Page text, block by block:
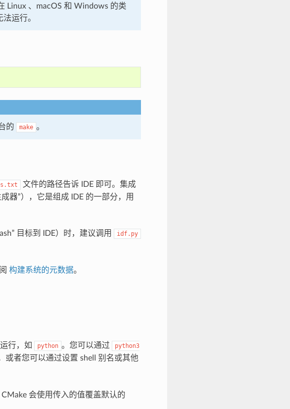
Linux 、macOS 和 Windows 的类
运行。
的 make 。
文件的路径告诉 IDE 即可。集成
器”），它是组成 IDE 的一部分，用
目标到 IDE）时，建议调用 idf.py
构建系统的元数据。
行，如 python 。您可以通过
python3
或者您可以通过设置 shell 别名或其他
CMake 会使用传入的值覆盖默认的